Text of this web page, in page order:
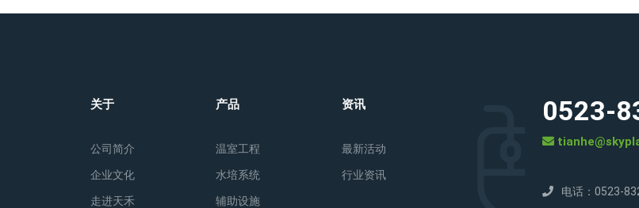
关于
公司简介
企业文化
走进天禾
产品
温室工程
水培系统
辅助设施
资讯
最新活动
行业资讯
0523-
电话：0523-